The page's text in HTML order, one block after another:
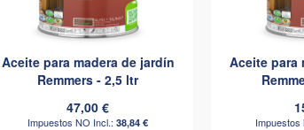
Aceite para madera de jardín
Remmers - 2,5 ltr
47,00 €
38,84 €
Aceite para